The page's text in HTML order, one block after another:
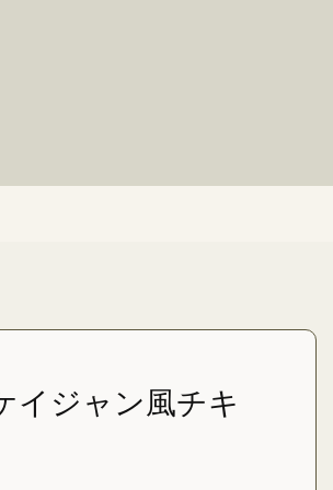
イジャン風チキ